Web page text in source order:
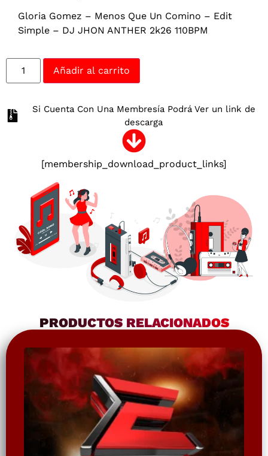
Gloria Gomez – Menos Que Un Comino – Edit
Simple – DJ JHON ANTHER 2k26 110BPM
Añadir al carrito
Si Cuenta Con Una Membresía Podrá Ver un link de
descarga
[membership_download_product_links]
PRODUCTOS RELACIONADOS